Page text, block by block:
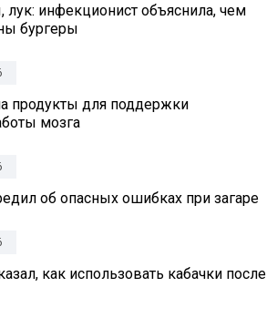
лук: инфекционист объяснила, чем
бургеры
продукты для поддержки
мозга
об опасных ошибках при загаре
как использовать кабачки после